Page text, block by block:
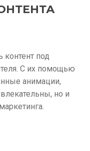
контент под
С их помощью
анимации,
но и